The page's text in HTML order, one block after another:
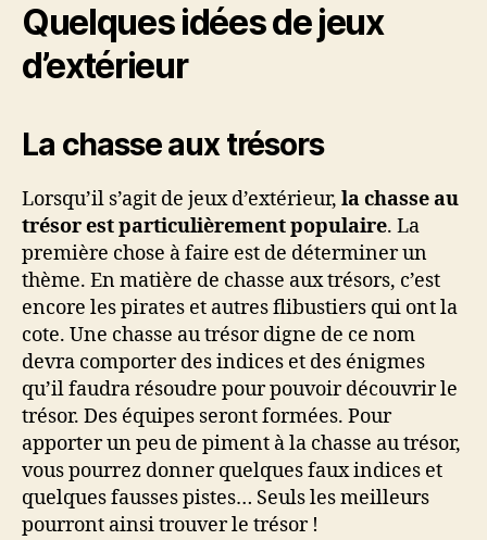
Quelques idées de jeux
d’extérieur
La chasse aux trésors
Lorsqu’il s’agit de jeux d’extérieur, la chasse au
trésor est particulièrement populaire. La
première chose à faire est de déterminer un
thème. En matière de chasse aux trésors, c’est
encore les pirates et autres flibustiers qui ont la
cote. Une chasse au trésor digne de ce nom
devra comporter des indices et des énigmes
qu’il faudra résoudre pour pouvoir découvrir le
trésor. Des équipes seront formées. Pour
apporter un peu de piment à la chasse au trésor,
vous pourrez donner quelques faux indices et
quelques fausses pistes… Seuls les meilleurs
pourront ainsi trouver le trésor !